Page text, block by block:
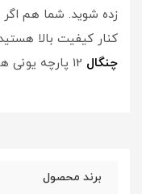
زده شوید. شما هم اگر
کنار کیفیت بالا
چنگال
برند محصول